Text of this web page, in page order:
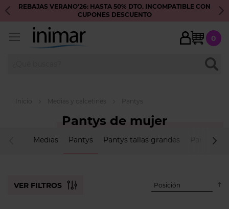
REBAJAS VERANO'26: HASTA 50% DTO. INCOMPATIBLE CON
CUPONES DESCUENTO
My
0
Inicio Medias y calcetines Pantys
Pantys de mujer
Medias Pantys Pantys tallas grandes Pantys
VER FILTROS Establecer